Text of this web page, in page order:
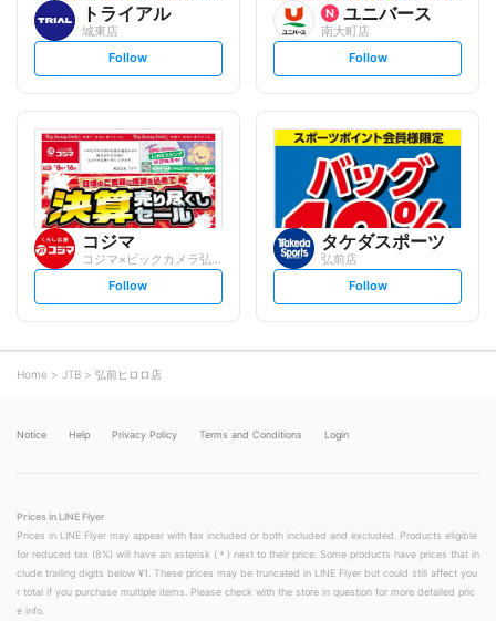
トライアル
城東店
s
t
l
o
w
Follow
ユニバース
南大町店
s
t
l
o
w
Follow
コジマ
s
t
o
w
Follow
タケダスポーツ
弘前店
s
t
Follow
Home JTB 弘前ヒロロ店
Notice Help Privacy Policy Terms and Conditions Login
Prices in LINE Flyer
Prices in LINE Flyer may appear with tax included or both included and excluded. Products eligible
for reduced tax (8%) will have an asterisk (＊) next to their price. Some products have prices that in
clude trailing digits below ¥1. These prices may be truncated in LINE Flyer but could still affect you
r total if you purchase multiple items. Please check with the store in question for more detailed pric
e info.